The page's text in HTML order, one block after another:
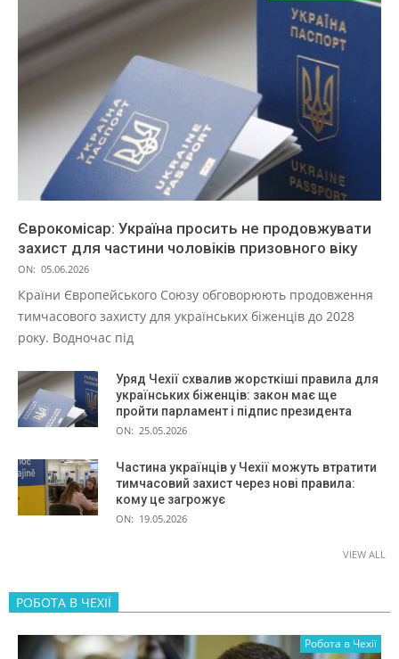
Єврокомісар: Україна просить не продовжувати
захист для частини чоловіків призовного віку
ON: 05.06.2026
Країни Європейського Союзу обговорюють продовження
тимчасового захисту для українських біженців до 2028
року. Водночас під
Уряд Чехії схвалив жорсткіші правила для
українських біженців: закон має ще
пройти парламент і підпис президента
ON: 25.05.2026
Частина українців у Чехії можуть втратити
тимчасовий захист через нові правила:
кому це загрожує
ON: 19.05.2026
VIEW ALL
РОБОТА В ЧЕХІЇ
Робота в Чехії